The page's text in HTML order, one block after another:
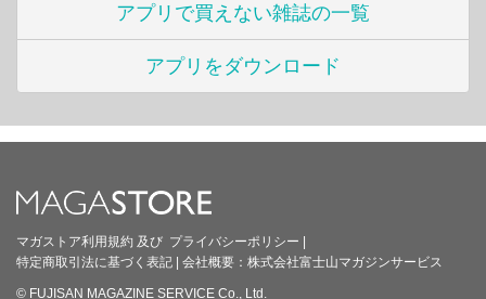
アプリで買えない雑誌の一覧
アプリをダウンロード
マガストア利用規約 及び プライバシーポリシー
特定商取引法に基づく表記
会社概要： 株式会社富士山マガジンサービス
© FUJISAN MAGAZINE SERVICE Co., Ltd.